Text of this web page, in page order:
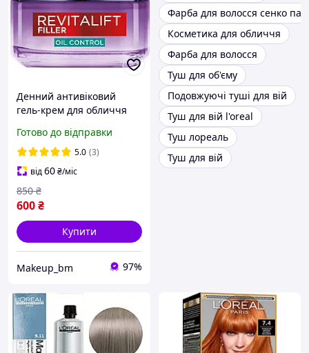
Денний антивіковий
гель-крем для обличчя
Filler для комбінованої
шкіри обличчя 50 мл
(3600524213848)
Готово до відправки
5.0 (3)
від60₴/міс
600₴
850 ₴
Купити
Makeup_bm 97%
Фарба для волосся сенко
Косметика для обличчя
Фарба для волосся
Туш для об'єму
Подовжуючі туші для вій
Туш для вій l'oreal
Туш лореаль
Туш для вій